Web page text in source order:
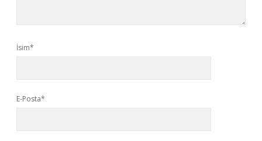
İsim*
E-Posta*